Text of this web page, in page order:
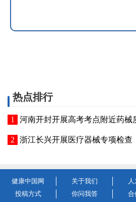
热点排行
河南开封开展高考考点附近药械
浙江长兴开展医疗器械专项检查
健康中国网 关于我们
投稿方式
你问我答 合